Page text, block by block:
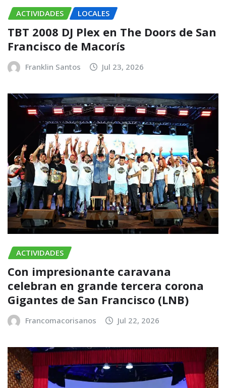
ACTIVIDADES LOCALES
TBT 2008 DJ Plex en The Doors de San
Francisco de Macorís
Franklin Santos Jul 23, 2026
ACTIVIDADES
Con impresionante caravana
celebran en grande tercera corona
Gigantes de San Francisco (LNB)
Francomacorisanos Jul 22, 2026